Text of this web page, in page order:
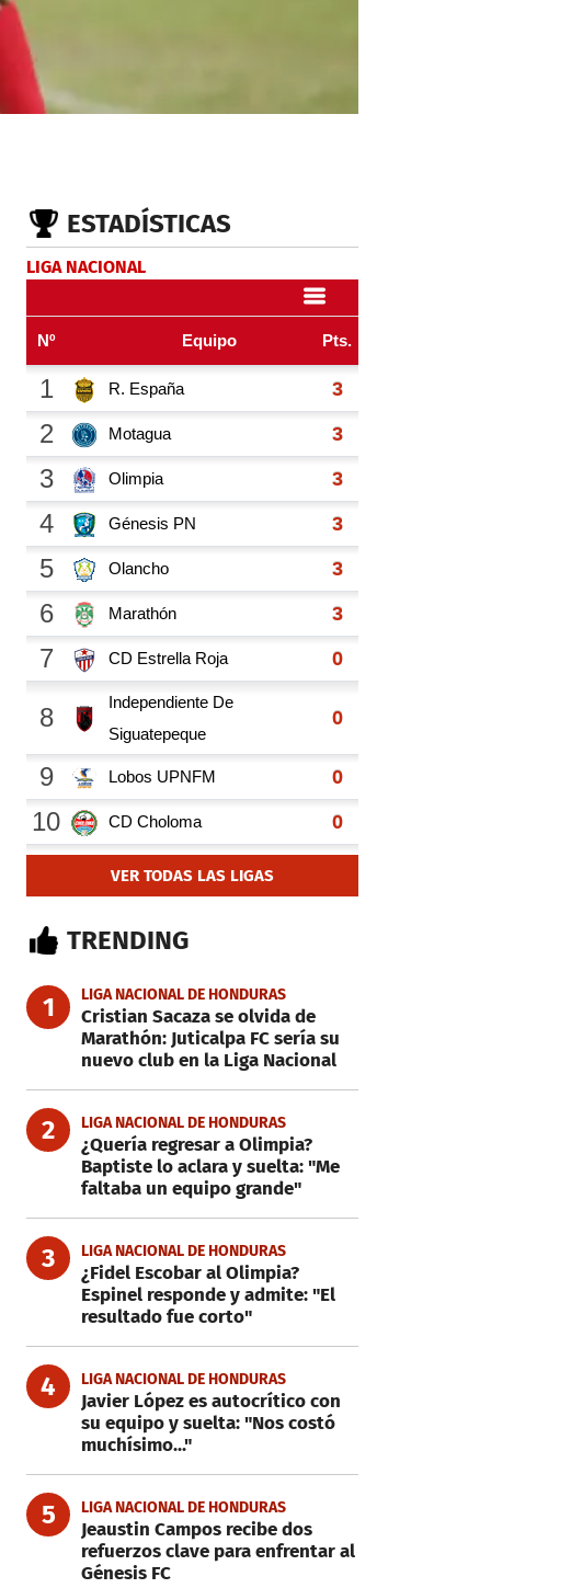
ESTADÍSTICAS
LIGA NACIONAL
VER TODAS LAS LIGAS
TRENDING
1 LIGA NACIONAL DE HONDURAS
Cristian Sacaza se olvida de
Marathón: Juticalpa FC sería su
nuevo club en la Liga Nacional
2 LIGA NACIONAL DE HONDURAS
¿Quería regresar a Olimpia?
Baptiste lo aclara y suelta: "Me
faltaba un equipo grande"
3 LIGA NACIONAL DE HONDURAS
¿Fidel Escobar al Olimpia?
Espinel responde y admite: "El
resultado fue corto"
4 LIGA NACIONAL DE HONDURAS
Javier López es autocrítico con
su equipo y suelta: "Nos costó
muchísimo..."
5 LIGA NACIONAL DE HONDURAS
Jeaustin Campos recibe dos
refuerzos clave para enfrentar al
Génesis FC